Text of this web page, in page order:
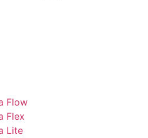
Flow
Flex
Lite